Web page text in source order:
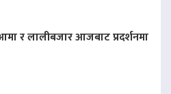
र लालीबजार आजबाट प्रदर्शनमा